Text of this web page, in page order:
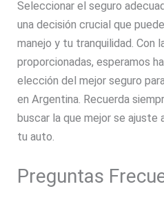
Seleccionar el seguro
una decisión crucial que
manejo y tu tranquilidad. Con
proporcionadas, esperamos
elección del mejor seguro
en Argentina. Recuerda
buscar la que mejor se ajuste
tu auto.
Preguntas